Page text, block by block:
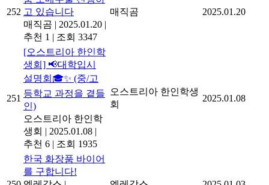
252 고 있습니다
매직곰 | 2025.01.20 |
추천 1 | 조회 3347
매직곰 2025.01.20
251
[오스트리아 한인학
생회] 📢대학입시
설명회🎓✨ (중/고
등학교 과정을 곁들
인)
오스트리아 한인학
생회 | 2025.01.08 |
추천 6 | 조회 1935
오스트리아 한인학생
회
2025.01.08
한국 화장품 바이어
를 구합니다!